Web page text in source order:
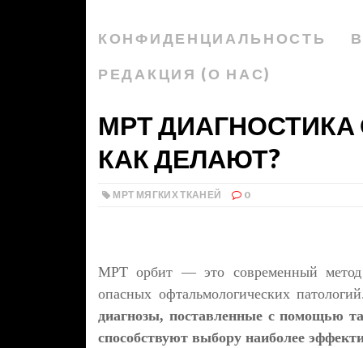
КОНФИДЕНЦИАЛЬНОСТЬ
РЕДАКЦИЯ (О НАС)
МРТ ДИАГНОСТИКА
КАК ДЕЛАЮТ?
МРТ МЯГКИХ ТКАНЕЙ 0
МРТ орбит — это современный метод
опасных офтальмологических
диагнозы, поставленные с помощью
способствуют выбору наиболее